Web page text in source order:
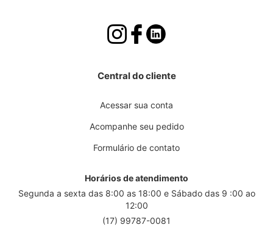
Central do cliente
Acessar sua conta
Acompanhe seu pedido
Formulário de contato
Horários de atendimento
Segunda a sexta das 8:00 as 18:00 e Sábado das 9 :00 ao
12:00
(17) 99787-0081